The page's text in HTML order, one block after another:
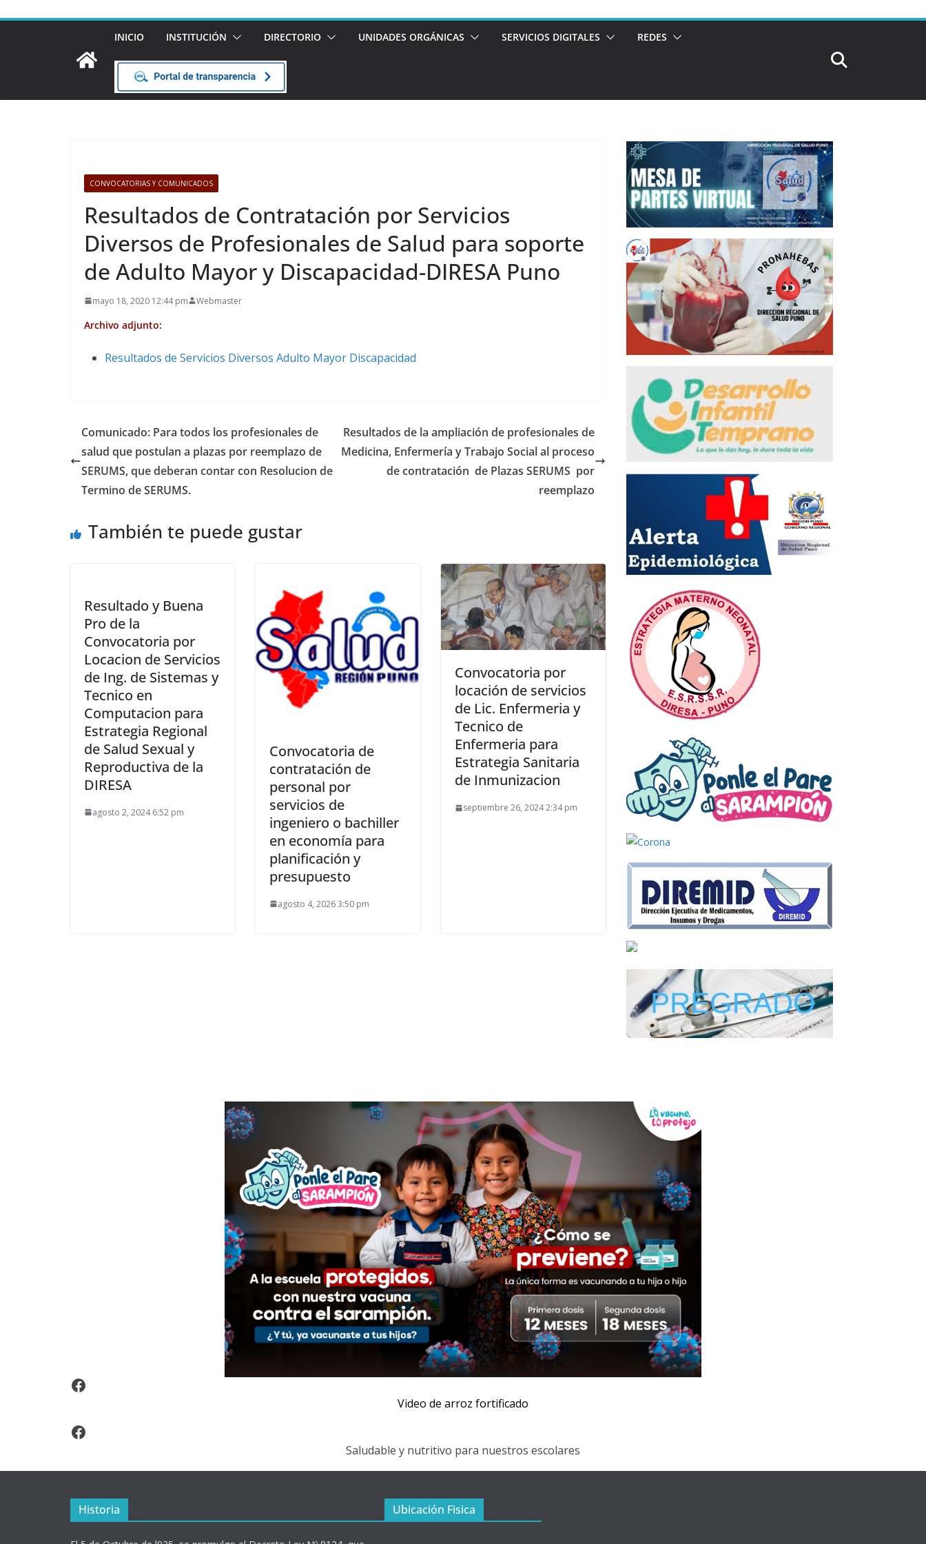
INICIO INSTITUCIÓN DIRECTORIO UNIDADES ORGÁNICAS SERVICIOS DIGITALES REDES
CONVOCATORIAS Y COMUNICADOS
Resultados de Contratación por Servicios
Diversos de Profesionales de Salud para soporte
de Adulto Mayor y Discapacidad-DIRESA Puno
mayo 18, 2020 12:44 pm Webmaster
Archivo adjunto:
Resultados de Servicios Diversos Adulto Mayor Discapacidad
Comunicado: Para todos los profesionales de
salud que postulan a plazas por reemplazo de
SERUMS, que deberan contar con Resolucion de
Termino de SERUMS.
Resultados de la ampliación de profesionales de
Medicina, Enfermería y Trabajo Social al proceso
de contratación de Plazas SERUMS por
reemplazo
También te puede gustar
Resultado y Buena
Pro de la
Convocatoria por
Locacion de Servicios
de Ing. de Sistemas y
Tecnico en
Computacion para
Estrategia Regional
de Salud Sexual y
Reproductiva de la
DIRESA
agosto 2, 2024 6:52 pm
Convocatoria de
contratación de
personal por
servicios de
ingeniero o bachiller
en economía para
planificación y
presupuesto
agosto 4, 2026 3:50 pm
Convocatoria por
locación de servicios
de Lic. Enfermeria y
Tecnico de
Enfermeria para
Estrategia Sanitaria
de Inmunizacion
septiembre 26, 2024 2:34 pm
Video Arroz Fortificado
Video de arroz fortificado
Facebook
Saludable y nutritivo para nuestros escolares
Historia Ubicación Fisica